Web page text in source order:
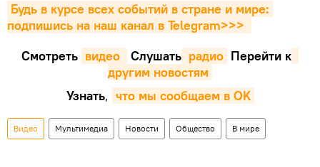
Будь в курсе всех событий в стране и мире:
подпишись на наш канал в Telegram>>>
Смотреть видео Cлушать радио Перейти к
другим новостям
Узнать, что мы сообщаем в OK
Видео Мультимедиа Новости Общество В мире